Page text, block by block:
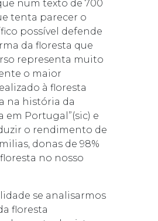
num texto de 700
tenta parecer o
possível defende
da floresta que
representa muito
o maior
à floresta
na história da
em Portugal”(sic) e
o rendimento de
donas de 98%
no nosso
se analisarmos
floresta